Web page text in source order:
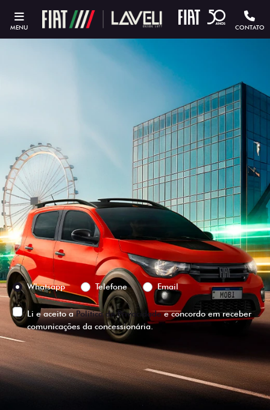
MENU CONTATO
ESTOU INTERESSADO
Versão escolhida
Preferência de contato:
Whatsapp
Telefone Email
Li e aceito aPolítica de Privacidadee concordo em receber
comunicações da concessionária.
ENTRAR EM CONTATO